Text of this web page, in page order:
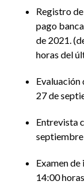
Registro
pago
de 2021.
horas del
Evaluación
27 de
Entrevista
Examen
14:00